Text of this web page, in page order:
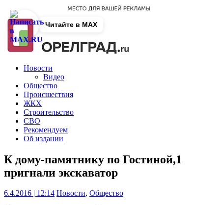
Новости
Видео
Общество
Происшествия
ЖКХ
Строительство
СВО
Рекомендуем
Об издании
К дому-памятнику по Гостиной,1
пригнали экскаватор
6.4.2016 | 12:14 Новости, Общество
Читайте в MAX